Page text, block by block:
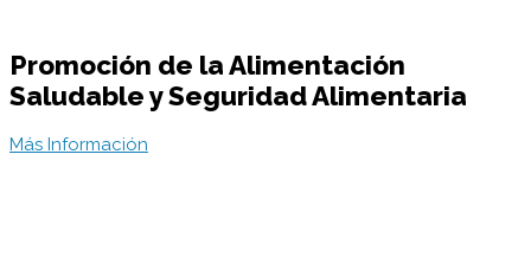
Promoción de la Alimentación
Saludable y Seguridad Alimentaria
Más Información